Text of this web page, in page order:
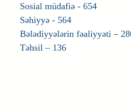
Sosial müdafiə - 654
Səhiyyə - 564
Bələdiyyələrin fəaliyyəti –
Təhsil – 136